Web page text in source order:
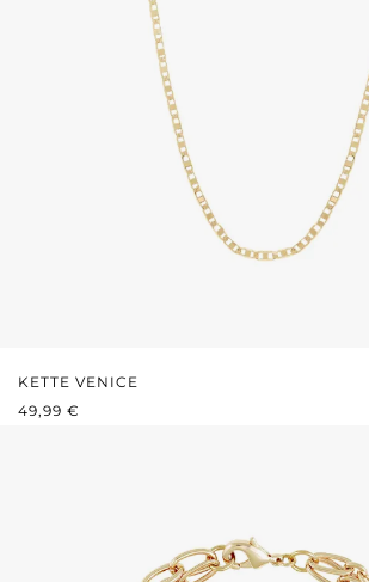
KETTE VENICE
REGULÄRER PREIS:
49,99 €